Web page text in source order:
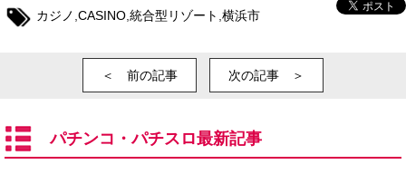
カジノ CASINO 統合型リゾート 横浜市
＜ 前の記事 次の記事 ＞
パチンコ・パチスロ最新記事